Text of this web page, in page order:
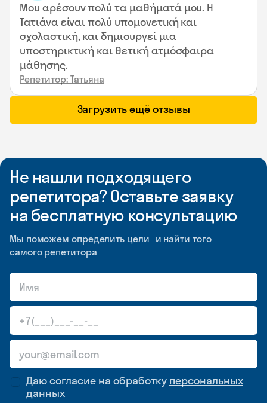
Μου αρέσουν πολύ τα μαθήματά μου. Η
Τατιάνα είναι πολύ υπομονετική και
σχολαστική, και δημιουργεί μια
υποστηρικτική και θετική ατμόσφαιρα
μάθησης.
Репетитор: Татьяна
Загрузить ещё отзывы
Не нашли подходящего
репетитора? Оставьте заявку
на бесплатную консультацию
Мы поможем определить цели и найти того
самого репетитора
Даю согласие на обработку персональных
данных